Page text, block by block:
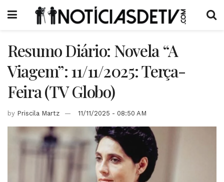
Resumo Diário: Novela “A
Viagem”: 11/11/2025: Terça-
Feira (TV Globo)
by Priscila Martz 11/11/2025 - 08:50 AM